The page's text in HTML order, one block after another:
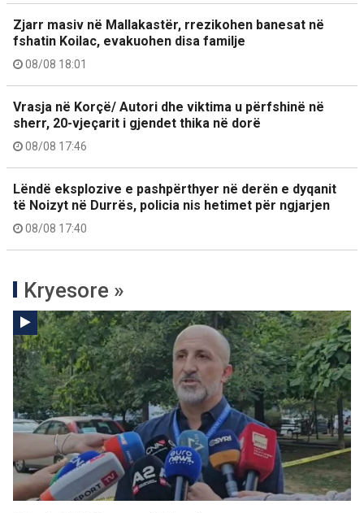
Zjarr masiv në Mallakastër, rrezikohen banesat në
fshatin Koilac, evakuohen disa familje
08/08 18:01
Vrasja në Korçë/ Autori dhe viktima u përfshinë në
sherr, 20-vjeçarit i gjendet thika në dorë
08/08 17:46
Lëndë eksplozive e pashpërthyer në derën e dyqanit
të Noizyt në Durrës, policia nis hetimet për ngjarjen
08/08 17:40
Kryesore »